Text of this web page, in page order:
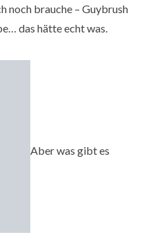
noch brauche – Guybrush
das hätte echt was.
Aber was gibt es